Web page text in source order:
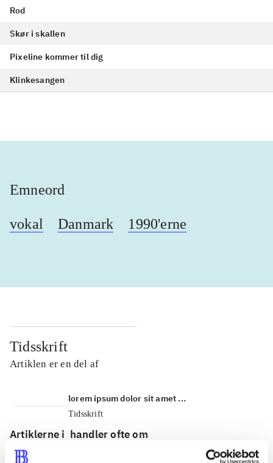
Rod
Skør i skallen
Pixeline kommer til dig
Klinkesangen
Emneord
vokal Danmark 1990'erne
Tidsskrift
Artiklen er en del af
lorem ipsum dolor sit amet ...
Tidsskrift
Artiklerne i handler ofte om